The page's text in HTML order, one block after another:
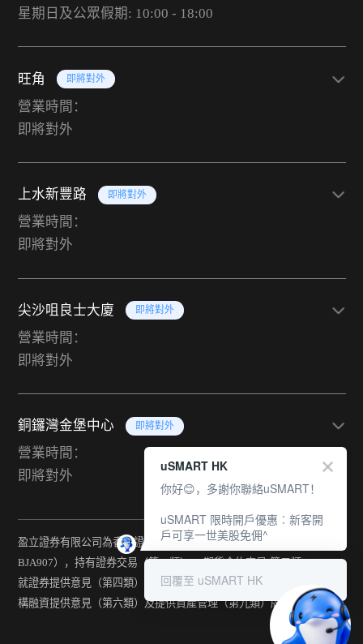
星期日及公眾假期: 10:00 - 18:00
旺角 即將對外
營業時間：
即將對外
上水新豐路 即將對外
營業時間：
即將對外
尖沙咀良士大廈 即將對外
營業時間：
即將對外
銅鑼灣金堡中心 即將對外
營業時間：
即將對外
盈立證券有限公司為香港證監會持牌法團（中央編號：
BJA907），持有證券交易（第一類） 、期貨合約交易(第二類) 、
就證券提供意見（第四類） 、就期貨合約提供意見(第五類) 、就機
構融資提供意見（第六類）及提供資產管理（第九類）牌照。
uSMART HK
你好😊，多謝你聯絡uSMART！
uSMART 限時開戶優惠︰新客開
戶可享一世美股免佣^
回覆至 uSMART HK